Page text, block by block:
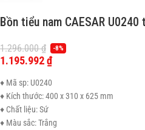
Bồn tiểu nam CAESAR
1.296.000₫ -8%
1.195.992₫
♦ Mã sp: U0240
♦ Kích thước: 400 x 310 x 625 mm
♦ Chất liệu: Sứ
♦ Màu sắc: Trắng